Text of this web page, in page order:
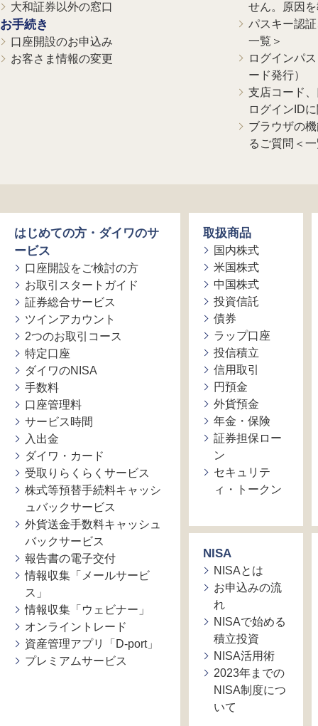
大和証券以外の窓口
お手続き
口座開設のお申込み
お客さま情報の変更
せん。原因
パスキー認
一覧＞
ログインパ
ード発行）
支店コード
ログインID
ブラウザの
るご質問＜
はじめての方・ダイワのサ
ービス
口座開設をご検討の方
お取引スタートガイド
証券総合サービス
ツインアカウント
2つのお取引コース
特定口座
ダイワのNISA
手数料
口座管理料
サービス時間
入出金
ダイワ・カード
受取りらくらくサービス
株式等預替手続料キャッシ
ュバックサービス
外貨送金手数料キャッシュ
バックサービス
報告書の電子交付
情報収集「メールサービ
ス」
情報収集「ウェビナー」
オンライントレード
資産管理アプリ「D-port」
プレミアムサービス
取扱商品
国内株式
米国株式
中国株式
投資信託
債券
ラップ口座
投信積立
信用取引
円預金
外貨預金
年金・保険
証券担保ロー
ン
セキュリテ
ィ・トークン
NISA
NISAとは
お申込みの流
れ
NISAで始める
積立投資
NISA活用術
2023年までの
NISA制度につ
いて